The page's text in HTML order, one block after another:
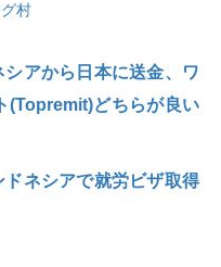
村
アから日本に送金、ワ
(Topremit)どちらが良い
ネシアで就労ビザ取得